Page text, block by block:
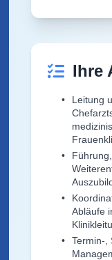
Ihre
Leitung
Abläufe
Termin-,